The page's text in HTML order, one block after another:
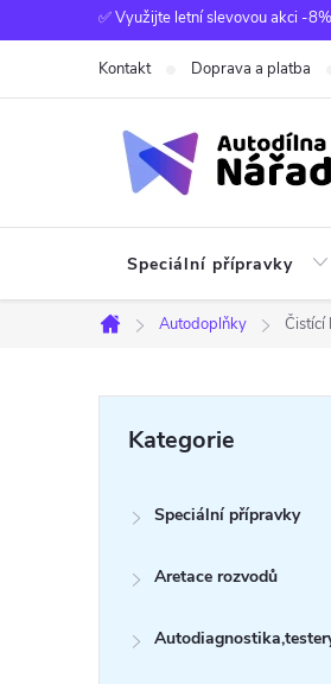
na
✅ Využijte letní slevovou akci -
Kontakt Doprava a platba
Speciální přípravky
Domů
Autodoplňky Čistící
kategorie
Kategorie
Speciální přípravky
Aretace rozvodů